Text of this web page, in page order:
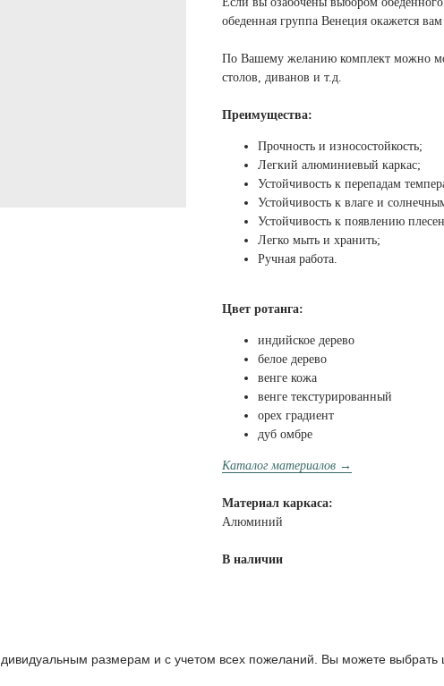
обеденная группа Венеция окажется
По Вашему желанию комплект можно
столов, диванов и т.д.
Преимущества:
Прочность и износостойкость;
Легкий алюминиевый каркас;
Устойчивость к перепадам
Устойчивость к влаге и
Устойчивость к появлению
Легко мыть и хранить;
Ручная работа.
Цвет ротанга:
индийское дерево
белое дерево
венге кожа
венге текстурированный
орех градиент
дуб омбре
Каталог материалов →
Материал каркаса:
Алюминий
В наличии
размерам и с учетом всех пожеланий. Вы можете